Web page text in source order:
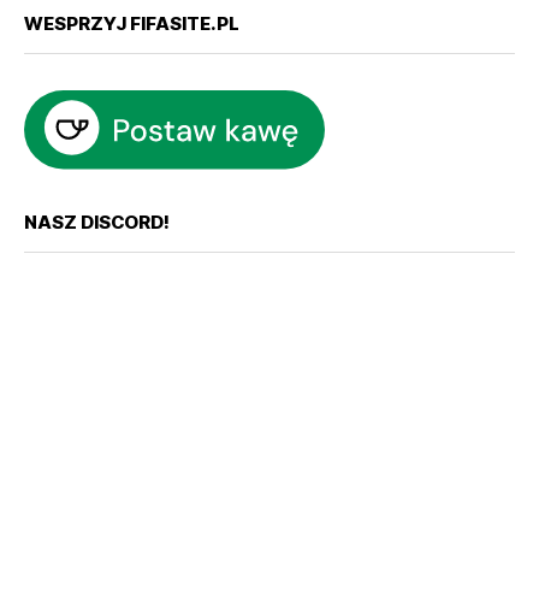
WESPRZYJ FIFASITE.PL
NASZ DISCORD!